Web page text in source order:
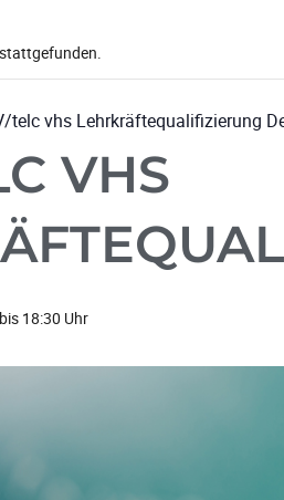
telc vhs Lehrkräftequalifizierung
VHS
bis 18:30 Uhr